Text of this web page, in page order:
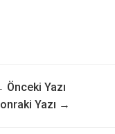
Önceki Yazı
Yazı →